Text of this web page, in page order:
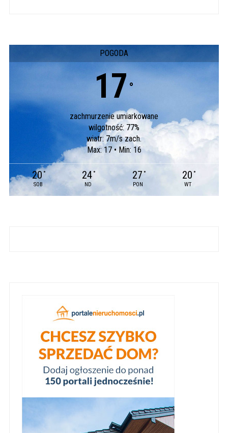
POGODA
17 °
zachmurzenie umiarkowane
wilgotność: 77%
wiatr: 7m/s zach.
Max: 17 • Min: 16
20 °
SOB
24 °
ND
27 °
PON
20 °
WT